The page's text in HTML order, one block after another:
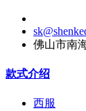
佛山市南
款式介绍
西服